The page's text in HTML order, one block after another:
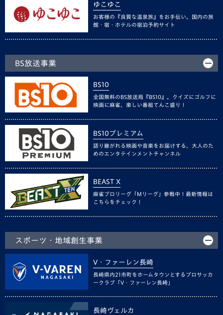
ゆこゆこ
お客様の『良質な温泉旅』をお手伝い。国内の旅
館・宿・ホテルの宿泊予約サイト
BS放送事業
BS10
全国無料のBS放送局『BS10』。クイズにゴルフに
映画に麻雀、楽しい番組てんこ盛り！
BS10プレミアム
語り継がれる映画や音楽をお届けする、大人のた
めのエンタテインメントチャンネル
BEAST X
麻雀プロリーグ「Mリーグ」参戦中！最新情報は
こちらをチェック！
スポーツ・地域創生事業
V・ファーレン長崎
長崎県内21市町をホームタウンとするプロサッカ
ークラブ「V・ファーレン長崎」
長崎ヴェルカ